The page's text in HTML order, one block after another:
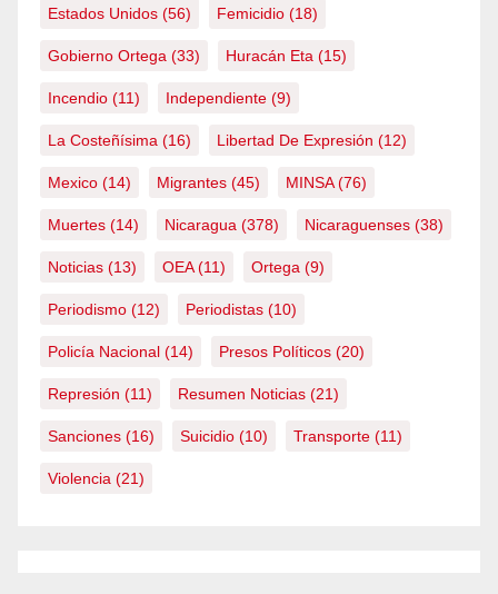
Estados Unidos (56) Femicidio (18)
Gobierno Ortega (33) Huracán Eta (15)
Incendio (11) Independiente (9)
La Costeñísima (16) Libertad De Expresión (12)
Mexico (14) Migrantes (45) MINSA(76)
Muertes (14) Nicaragua (378) Nicaraguenses (38)
Noticias (13) OEA(11) Ortega (9)
Periodismo (12) Periodistas (10)
Policía Nacional (14) Presos Políticos (20)
Represión (11) Resumen Noticias (21)
Sanciones (16) Suicidio (10) Transporte (11)
Violencia (21)